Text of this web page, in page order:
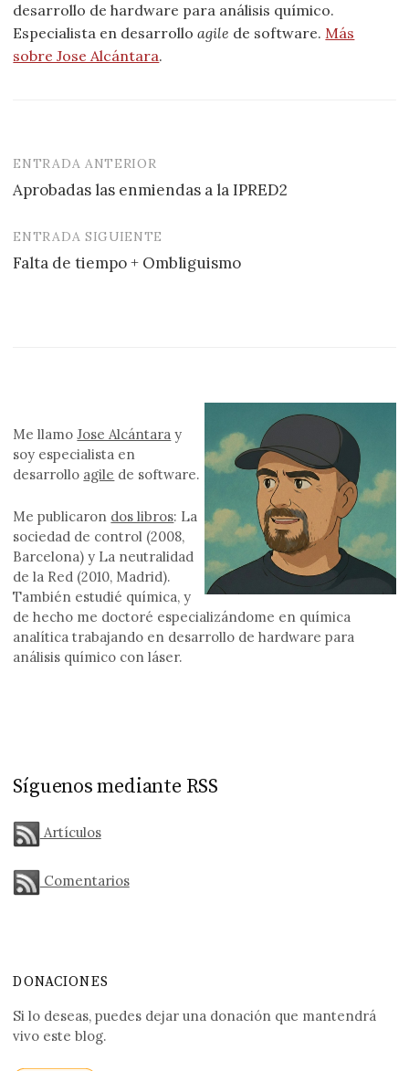
desarrollo de hardware para análisis químico.
Especialista en desarrolloagile de software. Más
sobre Jose Alcántara.
Navegación
de
entradas
ENTRADA ANTERIOR
Aprobadas las enmiendas a la IPRED2
ENTRADA SIGUIENTE
Falta de tiempo + Ombliguismo
Me llamoJose Alcántara y
soy especialista en
desarrollo agile de software.
Me publicaron dos libros: La
sociedad de control (2008,
Barcelona) y La neutralidad
de la Red (2010, Madrid).
También estudié química, y
de hecho me doctoré especializándome en química
analítica trabajando en desarrollo de hardware para
análisis químico con láser.
Síguenos mediante RSS
Artículos
Comentarios
DONACIONES
Si lo deseas, puedes dejar una donación que mantendrá
vivo este blog.